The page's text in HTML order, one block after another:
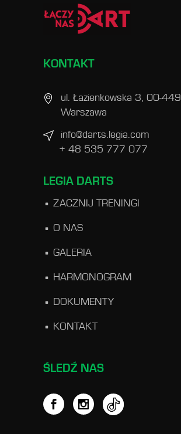
KONTAKT
ul. Łazienkowska 3, 00-449
Warszawa
info@darts.legia.com
+ 48 535 777 077
LEGIA DARTS
ZACZNIJ TRENINGI
O NAS
GALERIA
HARMONOGRAM
DOKUMENTY
KONTAKT
ŚLEDŹ NAS